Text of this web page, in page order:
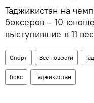
Таджикистан на
боксеров – 10
выступившие в 11
Спорт Все новости
бокс Таджикистан